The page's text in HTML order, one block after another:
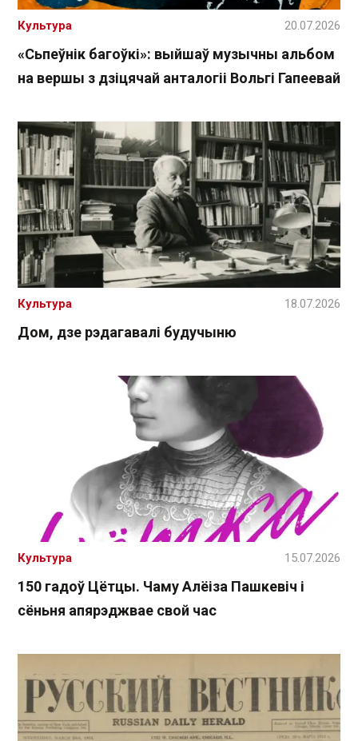
«Сьпеўнік багоўкі»: выйшаў музычны альбом
на вершы з дзіцячай анталогіі Вольгі Гапеевай
Культура 20.07.2026
Дом, дзе рэдагавалі будучыню
Культура 18.07.2026
150 гадоў Цётцы. Чаму Алёіза Пашкевіч і
сёньня апярэджвае свой час
Культура 15.07.2026